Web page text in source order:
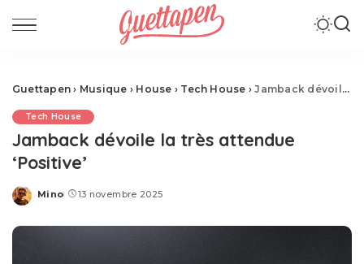
Guettapen › Musique › House › Tech House ›Jamback dévoile la très attendue ‘Positive’
Tech House
Jamback dévoile la très attendue
‘Positive’
Posted
Mino 13 novembre 2025